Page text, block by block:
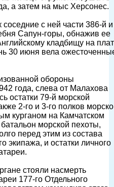
а затем на мыс Херсонес.
с ней части 386-й и
Сапун-горы, обнажив ее
кладбищу на
30 июня вела
обороны
года, слева от Малахова
остатки 79-й морской
2-го и 3-го полков
курганом на Камчатском
морской пехоты,
перед этим из состава
экипажа, и остатки личного
стояли насмерть
177-го Отдельного